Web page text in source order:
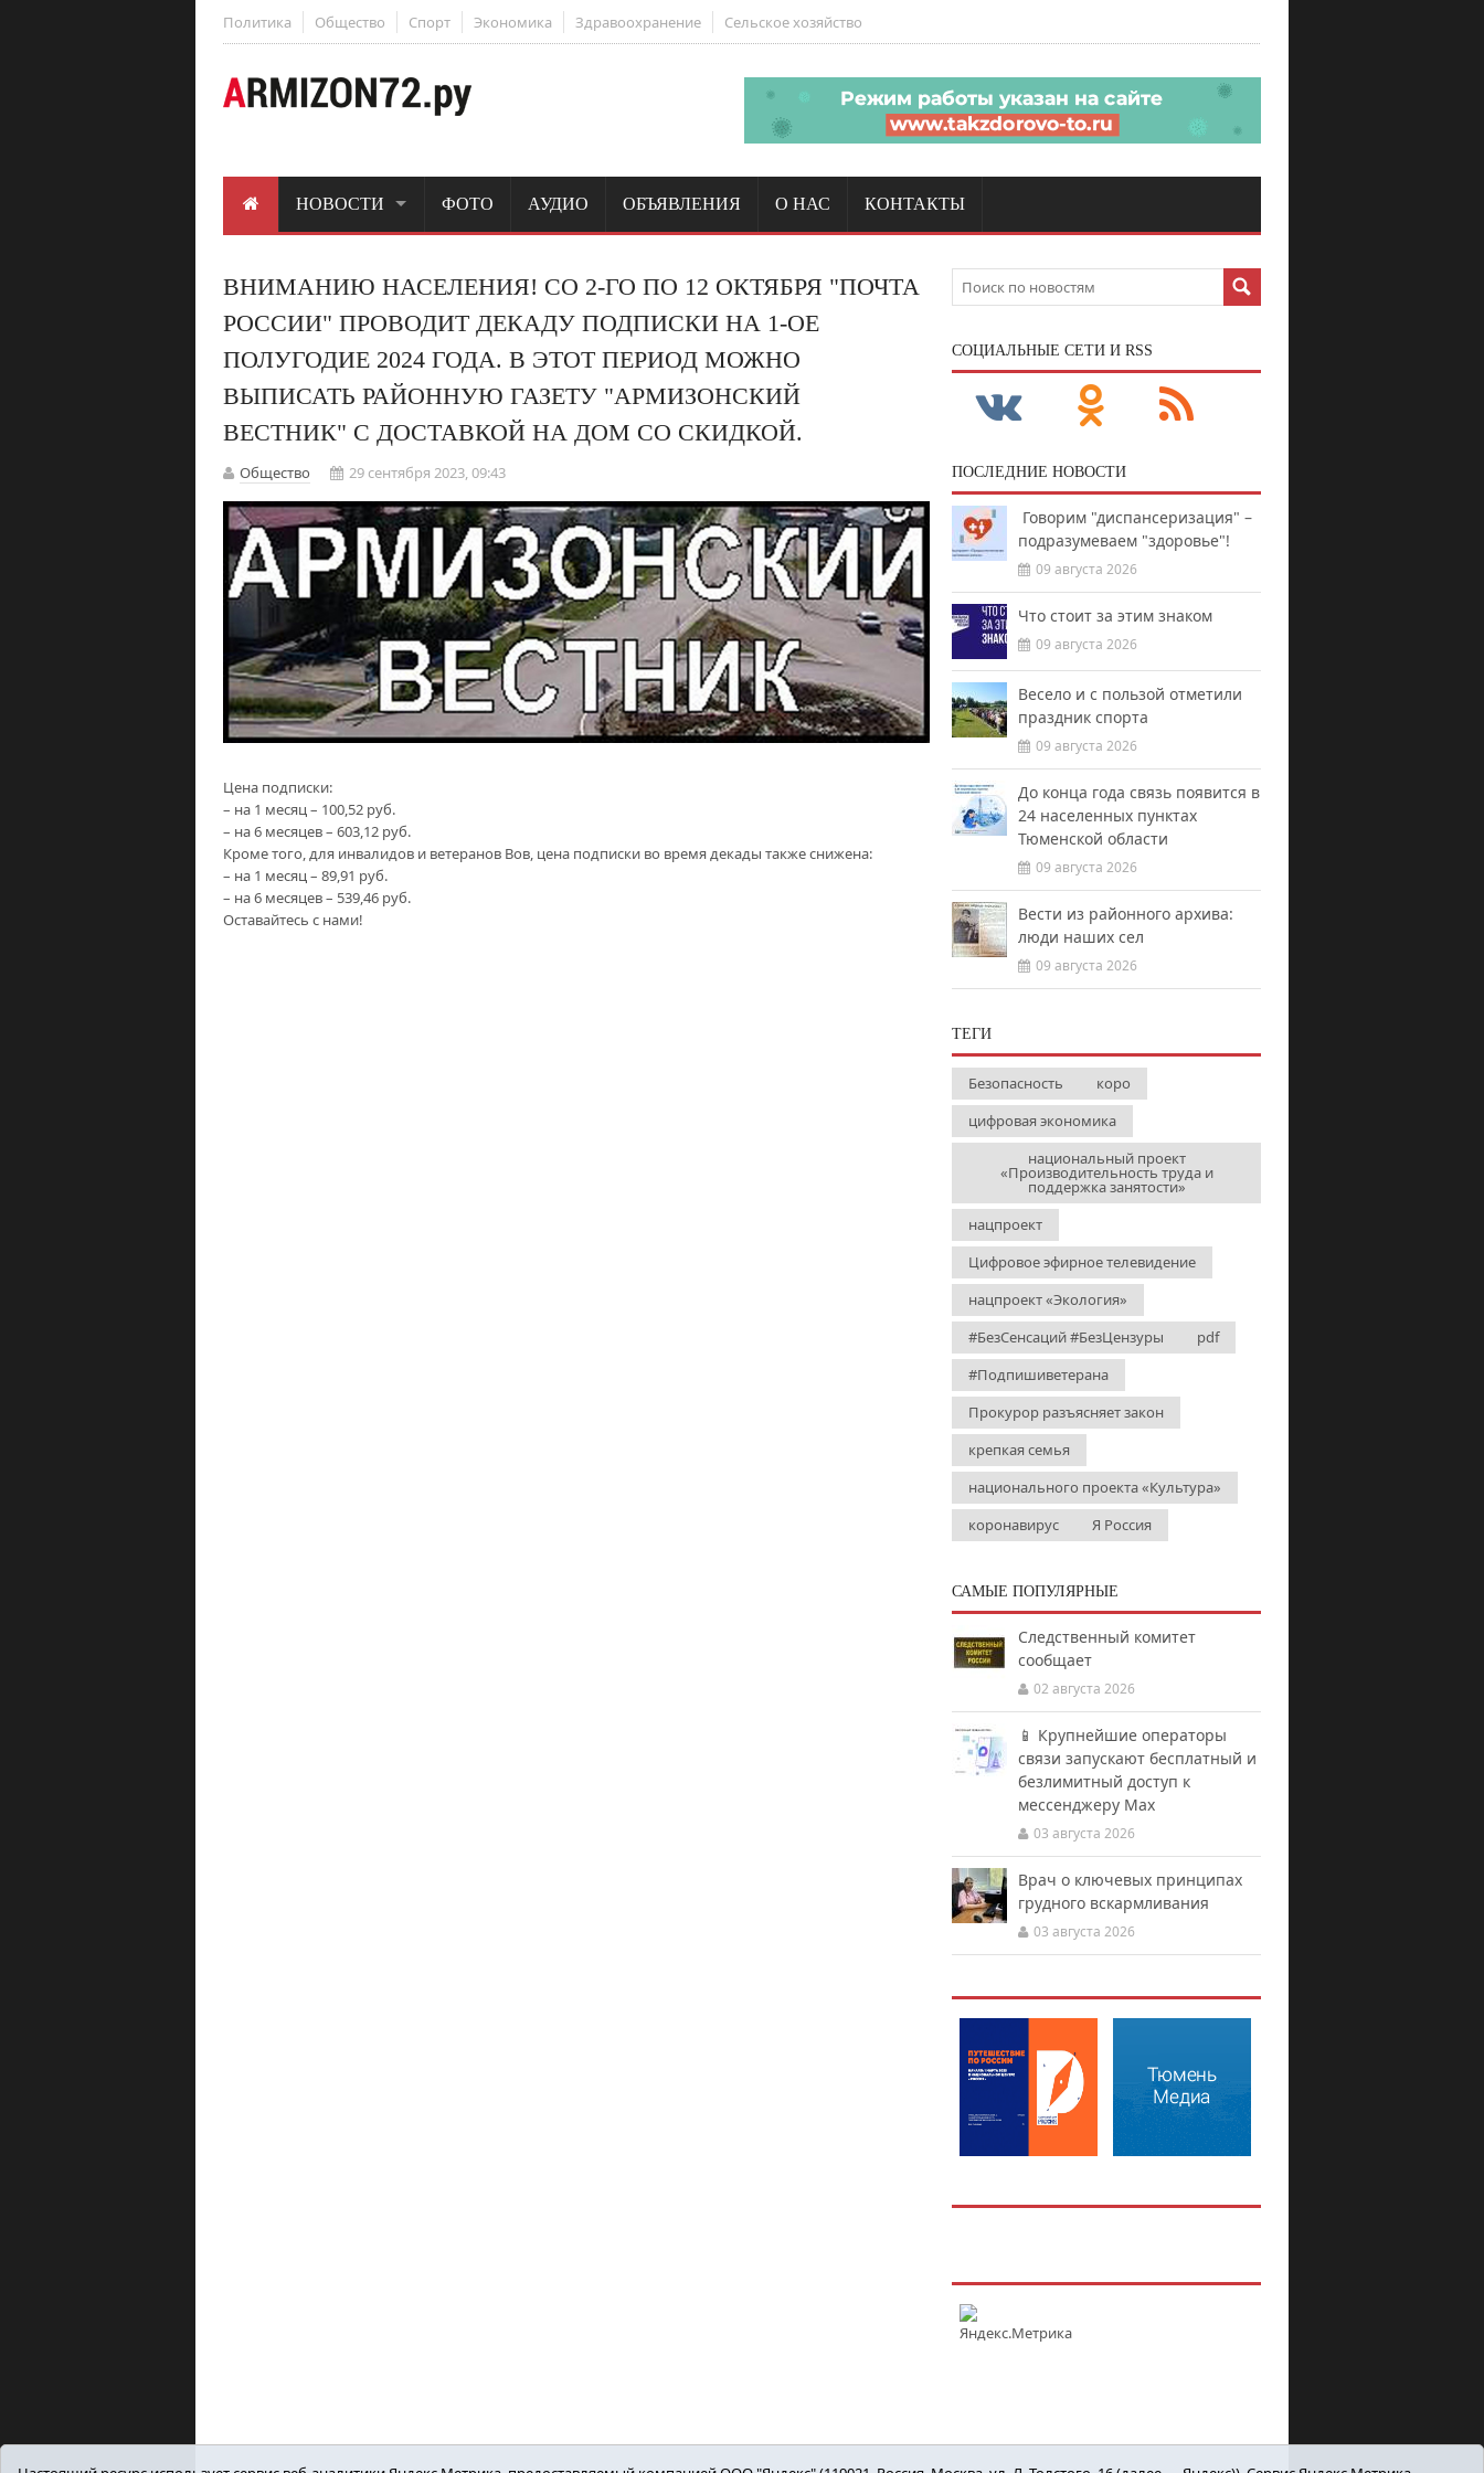
Политика Общество Спорт Экономика Здравоохранение Сельское хозяйство
НОВОСТИ ФОТО АУДИО ОБЪЯВЛЕНИЯ О НАС КОНТАКТЫ
ВНИМАНИЮ НАСЕЛЕНИЯ! СО 2-ГО ПО 12 ОКТЯБРЯ "ПОЧТА
РОССИИ" ПРОВОДИТ ДЕКАДУ ПОДПИСКИ НА 1-ОЕ
ПОЛУГОДИЕ 2024 ГОДА. В ЭТОТ ПЕРИОД МОЖНО
ВЫПИСАТЬ РАЙОННУЮ ГАЗЕТУ "АРМИЗОНСКИЙ
ВЕСТНИК" С ДОСТАВКОЙ НА ДОМ СО СКИДКОЙ.
Общество 29 сентября 2023, 09:43
Цена подписки:
– на 1 месяц – 100,52 руб.
– на 6 месяцев – 603,12 руб.
Кроме того, для инвалидов и ветеранов Вов, цена подписки во время декады также снижена:
– на 1 месяц – 89,91 руб.
– на 6 месяцев – 539,46 руб.
Оставайтесь с нами!
CОЦИАЛЬНЫЕ СЕТИ И RSS
ПОСЛЕДНИЕ НОВОСТИ
Говорим "диспансеризация" –
подразумеваем "здоровье"!
09 августа 2026
Что стоит за этим знаком
09 августа 2026
Весело и с пользой отметили
праздник спорта
09 августа 2026
До конца года связь появится в
24 населенных пунктах
Тюменской области
09 августа 2026
Вести из районного архива:
люди наших сел
09 августа 2026
ТЕГИ
Безопасность
коро
цифровая экономика
национальный проект
«Производительность труда и
поддержка занятости»
нацпроект
Цифровое эфирное телевидение
нацпроект «Экология»
#БезСенсаций #БезЦензуры
pdf
#Подпишиветерана
Прокурор разъясняет закон
крепкая семья
национального проекта «Культура»
коронавирус
Я Россия
САМЫЕ ПОПУЛЯРНЫЕ
Следственный комитет
сообщает
02 августа 2026
📱 Крупнейшие операторы
связи запускают бесплатный и
безлимитный доступ к
мессенджеру Мах
03 августа 2026
Врач о ключевых принципах
грудного вскармливания
03 августа 2026